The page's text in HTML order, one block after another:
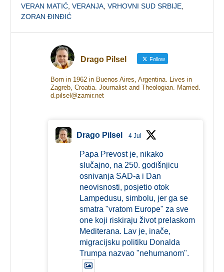
VERAN MATIĆ ,VERANJA ,VRHOVNI SUD SRBIJE
ZORAN ĐINĐIĆ
Drago Pilsel Follow
Born in 1962 in Buenos Aires, Argentina. Lives in
Zagreb, Croatia. Journalist and Theologian. Married.
d.pilsel@zamir.net
Drago Pilsel 4 Jul
Papa Prevost je, nikako
slučajno, na 250. godišnjicu
osnivanja SAD-a i Dan
neovisnosti, posjetio otok
Lampedusu, simbolu, jer ga se
smatra "vratom Europe" za sve
one koji riskiraju život prelaskom
Mediterana. Lav je, inače,
migracijsku politiku Donalda
Trumpa nazvao "nehumanom".